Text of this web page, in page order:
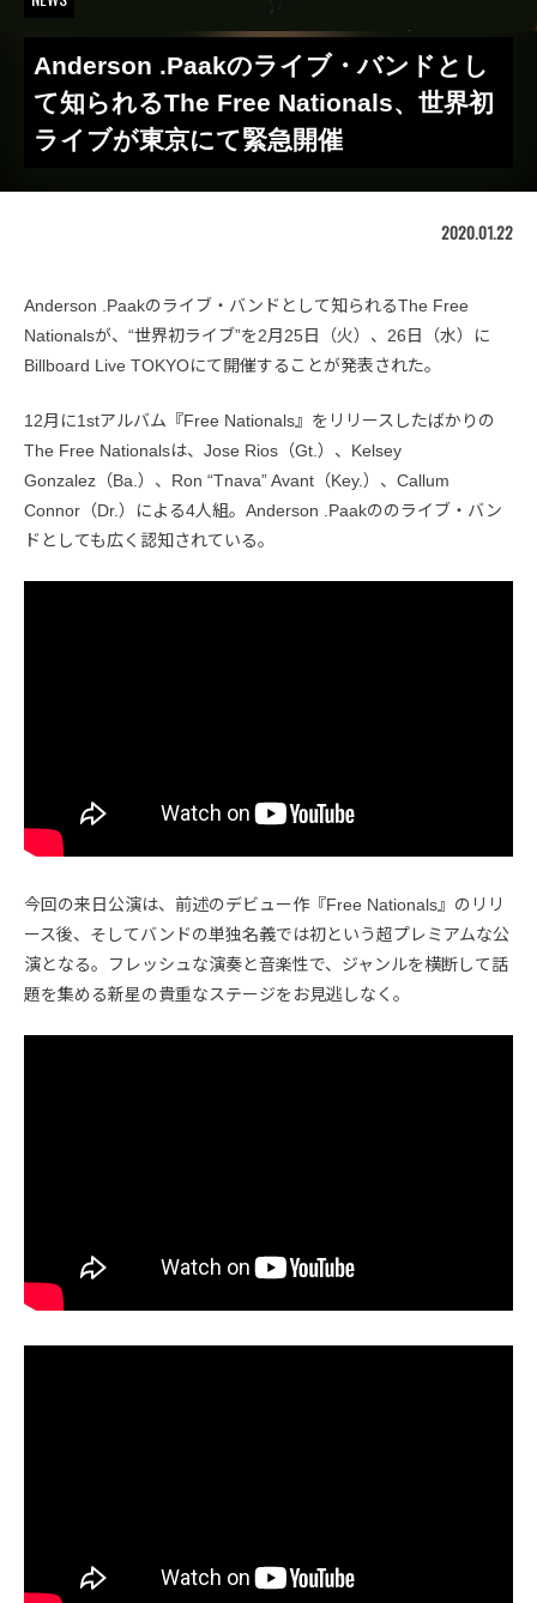
Anderson .Paakのライブ・バンドとし
て知られるThe Free Nationals、世界初
ライブが東京にて緊急開催
2020.01.22
Anderson .Paakのライブ・バンドとして知られるThe Free
Nationalsが、“世界初ライブ”を2月25日（火）、26日（水）に
Billboard Live TOKYOにて開催することが発表された。
12月に1stアルバム『Free Nationals』をリリースしたばかりの
The Free Nationalsは、Jose Rios（Gt.）、Kelsey
Gonzalez（Ba.）、Ron “Tnava” Avant（Key.）、Callum
Connor（Dr.）による4人組。Anderson .Paakののライブ・バン
ドとしても広く認知されている。
今回の来日公演は、前述のデビュー作『Free Nationals』のリリ
ース後、そしてバンドの単独名義では初という超プレミアムな公
演となる。フレッシュな演奏と音楽性で、ジャンルを横断して話
題を集める新星の貴重なステージをお見逃しなく。